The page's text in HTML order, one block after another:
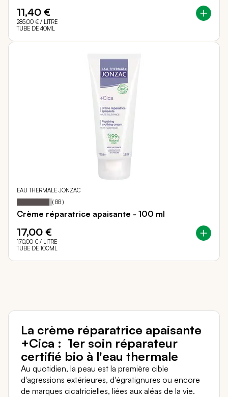
11,40 €
285,00 € / LITRE
TUBE DE 40ML
EAU THERMALE JONZAC
Notation: 92
% of
( 88 )
Crème réparatrice apaisante - 100 ml
17,00 €
170,00 € / LITRE
TUBE DE 100ML
La crème réparatrice apaisante
+Cica : 1er soin réparateur
certifié bio à l'eau thermale
Au quotidien, la peau est la première cible
d'agressions extérieures, d'égratignures ou encore
de marques cicatricielles, liées aux aléas de la vie.